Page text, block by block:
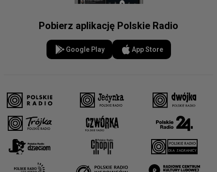
Pobierz aplikację Polskie Radio
Google Play App Store